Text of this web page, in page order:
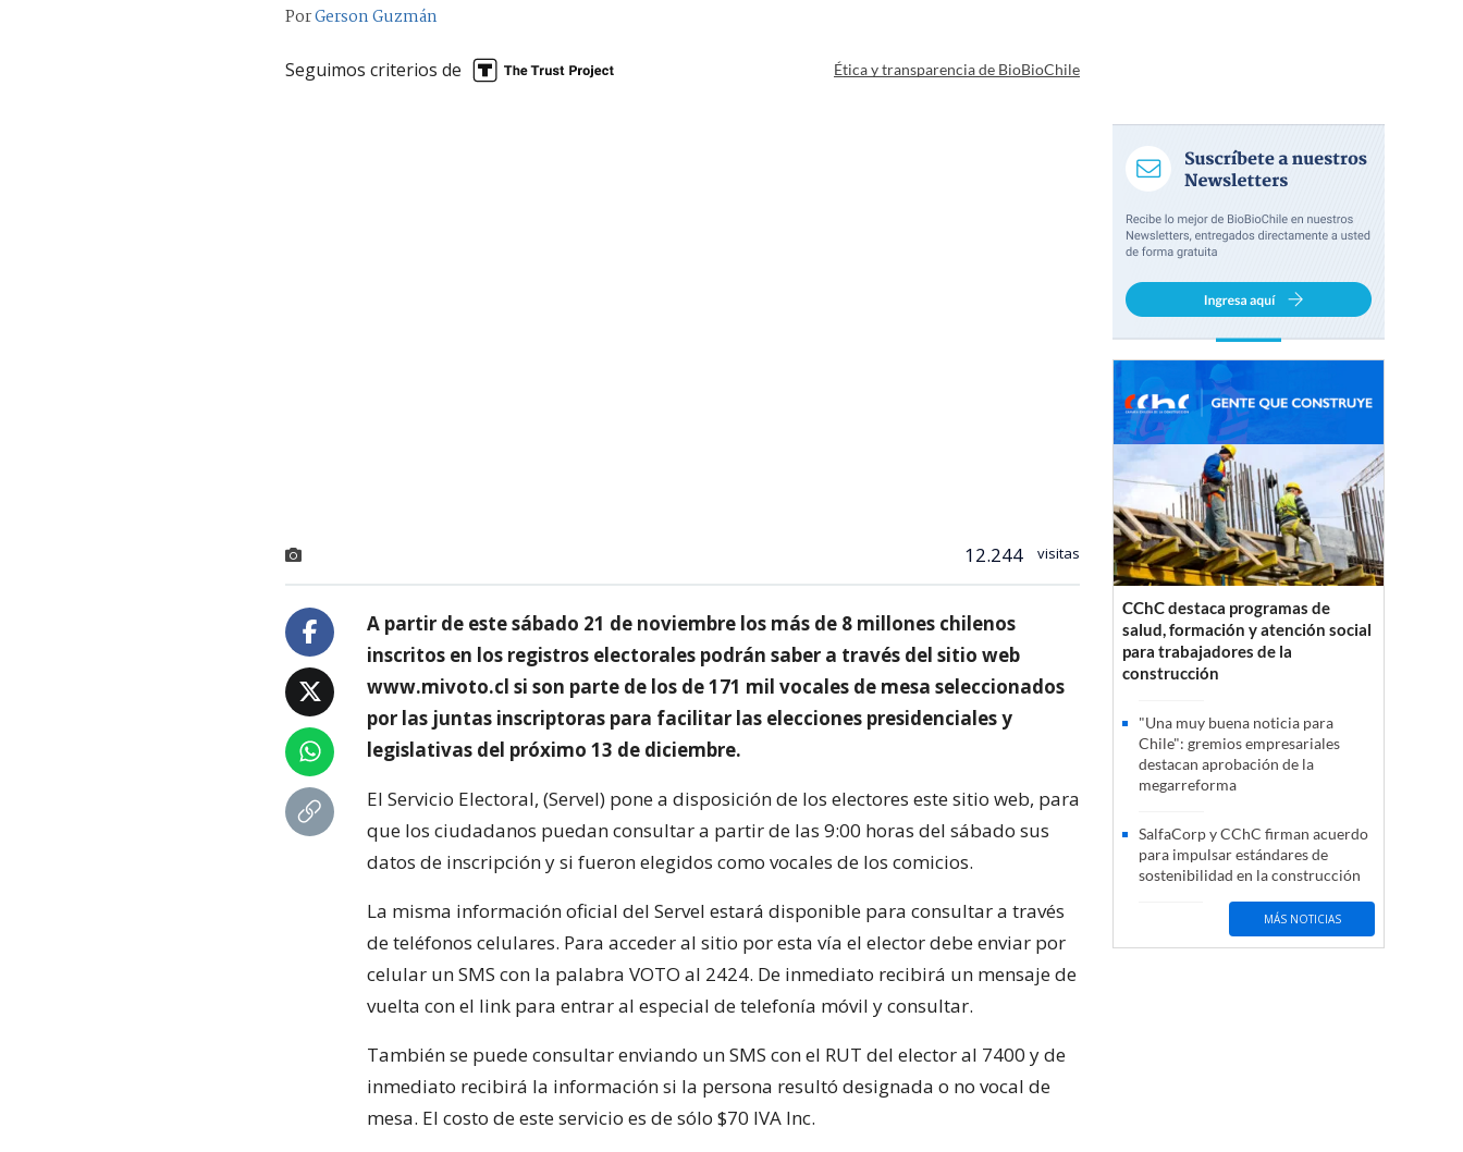
PorGerson Guzmán
Seguimos criterios de Ética y transparencia de BioBioChile
12.244 visitas
A partir de este sábado 21 de noviembre los más de 8 millones chilenos
inscritos en los registros electorales podrán saber a través del sitio web
www.mivoto.cl si son parte de los de 171 mil vocales de mesa seleccionados
por las juntas inscriptoras para facilitar las elecciones presidenciales y
legislativas del próximo 13 de diciembre.
El Servicio Electoral, (Servel) pone a disposición de los electores este sitio web, para
que los ciudadanos puedan consultar a partir de las 9:00 horas del sábado sus
datos de inscripción y si fueron elegidos como vocales de los comicios.
La misma información oficial del Servel estará disponible para consultar a través
de teléfonos celulares. Para acceder al sitio por esta vía el elector debe enviar por
celular un SMS con la palabra VOTO al 2424. De inmediato recibirá un mensaje de
vuelta con el link para entrar al especial de telefonía móvil y consultar.
También se puede consultar enviando un SMS con el RUT del elector al 7400 y de
inmediato recibirá la información si la persona resultó designada o no vocal de
mesa. El costo de este servicio es de sólo $70 IVA Inc.
CChC destaca programas de
salud, formación y atención social
para trabajadores de la
construcción
"Una muy buena noticia para
Chile": gremios empresariales
destacan aprobación de la
megarreforma
SalfaCorp y CChC firman acuerdo
para impulsar estándares de
sostenibilidad en la construcción
MÁS NOTICIAS